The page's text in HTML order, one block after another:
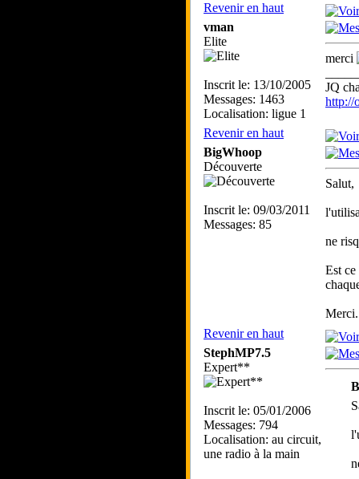
Revenir en haut
vman
Elite
Inscrit le: 13/10/2005
Messages: 1463
Localisation: ligue 1
merci
JQ
http://
Revenir en haut
BigWhoop
Découverte
Inscrit le: 09/03/2011
Messages: 85
Salut,
ne
Est ce
Merci.
Revenir en haut
StephMP7.5
Expert**
Inscrit le: 05/01/2006
Messages: 794
Localisation: au circuit,
une radio à la main